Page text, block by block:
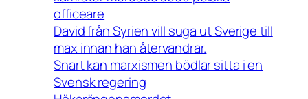
officeare
David från Syrien vill suga ut Sverige till
max innan han återvandrar.
Snart kan marxismen bödlar sitta i en
Svensk regering